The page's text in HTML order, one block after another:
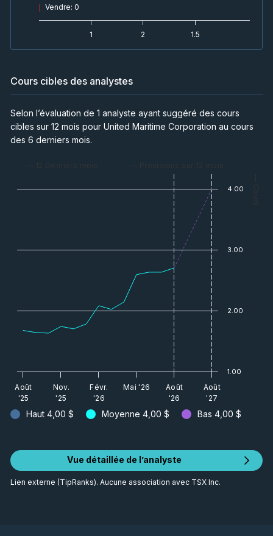
Vendre: 0
1 2 1.5
Cours cibles des analystes
Haut 4,00 $ Moyenne 4,00 $ Bas 4,00 $
Selon l’évaluation de 1 analyste ayant suggéré des cours
cibles sur 12 mois pour United Maritime Corporation au cours
des 6 derniers mois.
— 12 Derniers mois — Prévisions sur 12 mois
— Cours
Août
'25
Nov.
'25
Févr.
'26
Mai '26
Août
'26
Août
'27
1.00
2.00
3.00
4.00
Vue détaillée de l’analyste
Lien externe (TipRanks). Aucune association avec TSX Inc.